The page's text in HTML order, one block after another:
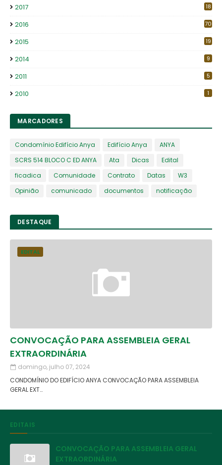
2017 18
2016 70
2015 19
2014 9
2011 5
2010 1
MARCADORES
Condomínio Edifício Anya Edifício Anya
ANYA
SCRS 514 BLOCO C ED ANYA
Ata Dicas
Edital
ficadica
Comunidade Contrato Datas
W3
Opinião
comunicado documentos notificação
DESTAQUE
EDITAL
CONVOCAÇÃO PARA ASSEMBLEIA GERAL
EXTRAORDINÁRIA
domingo, julho 07, 2024
CONDOMÍNIO DO EDIFÍCIO ANYA CONVOCAÇÃO PARA ASSEMBLEIA
GERAL EXT…
EDITAIS
CONVOCAÇÃO PARA ASSEMBLEIA GERAL
EXTRAORDINÁRIA